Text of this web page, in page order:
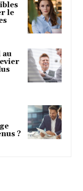
le
au
?